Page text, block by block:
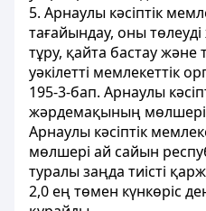
5. Арнаулы кәсіптік
тағайындау, оны
тұру, қайта бастау және
уәкілетті мемлекеттік
195-3-бап. Арнаулы
жәрдемақының мөлшері
Арнаулы кәсіптік
мөлшері ай сайын
туралы заңда тиісті
2,0 ең төмен күнкөріс